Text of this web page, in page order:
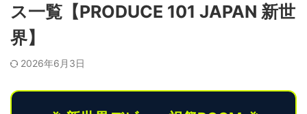
ス一覧【PRODUCE 101 JAPAN 新世
界】
2026年6月3日